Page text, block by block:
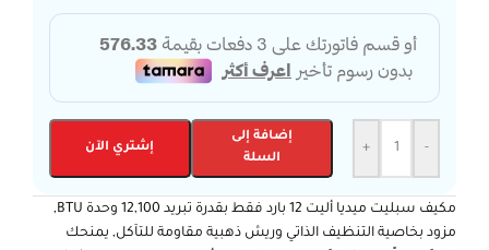
-
+
إضافة إلى
السلة
إشتري الآن
مكيف سبليت ميديا أليت 12 بارد فقط بقدرة تبريد 12,100 وحدة BTU,
مزود بخاصية التنظيف الذاتي وريش ذهبية مقاومة للتآكل, يمنحك